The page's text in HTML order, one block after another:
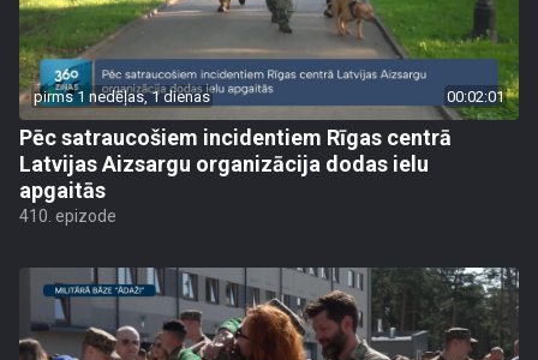
pirms 1 nedēļas, 1 dienas 00:02:01
Pēc satraucošiem incidentiem Rīgas centrā
Latvijas Aizsargu organizācija dodas ielu
apgaitās
410. epizode